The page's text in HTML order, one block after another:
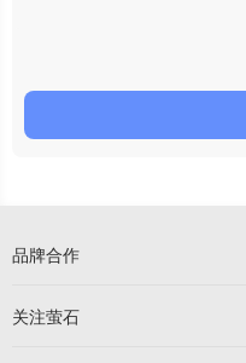
品牌合作
关注萤石